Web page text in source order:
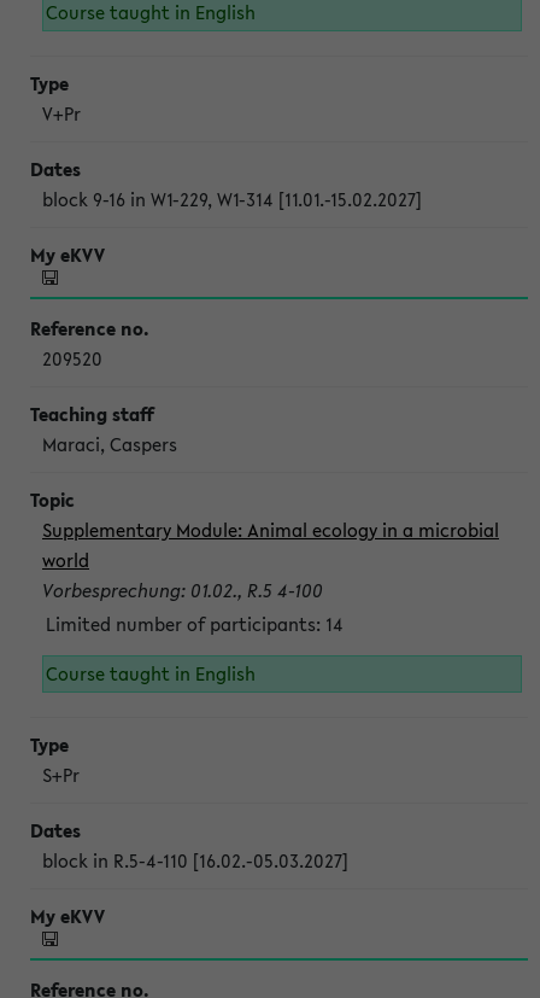
Course taught in English
V+Pr
block 9-16 in W1-229, W1-314 [11.01.-15.02.2027]
209520
Maraci, Caspers
Supplementary Module: Animal ecology in a microbial
world
Vorbesprechung: 01.02., R.5 4-100
Limited number of participants: 14
Course taught in English
S+Pr
block in R.5-4-110 [16.02.-05.03.2027]